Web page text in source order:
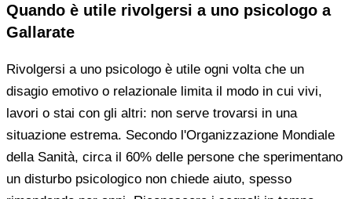
Quando è utile rivolgersi a uno psicologo a
Gallarate
Rivolgersi a uno psicologo è utile ogni volta che un
disagio emotivo o relazionale limita il modo in cui vivi,
lavori o stai con gli altri: non serve trovarsi in una
situazione estrema. Secondo l'Organizzazione Mondiale
della Sanità, circa il 60% delle persone che sperimentano
un disturbo psicologico non chiede aiuto, spesso